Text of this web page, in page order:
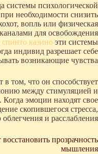
системы психологической
необходимости снизить
вопль или физическая
для освобождения
спинто казино эти системы
индивид разрешает себе
возникающие чувства.
в том, что он способствует
между стимуляцией и
эмоции находят свое
скопившегося стресса,
и расслабления.
прозрачность
мышления